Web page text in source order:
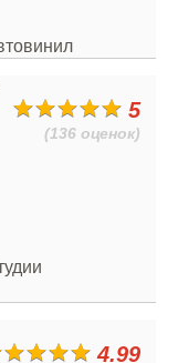
5
(136 оценок)
4.99